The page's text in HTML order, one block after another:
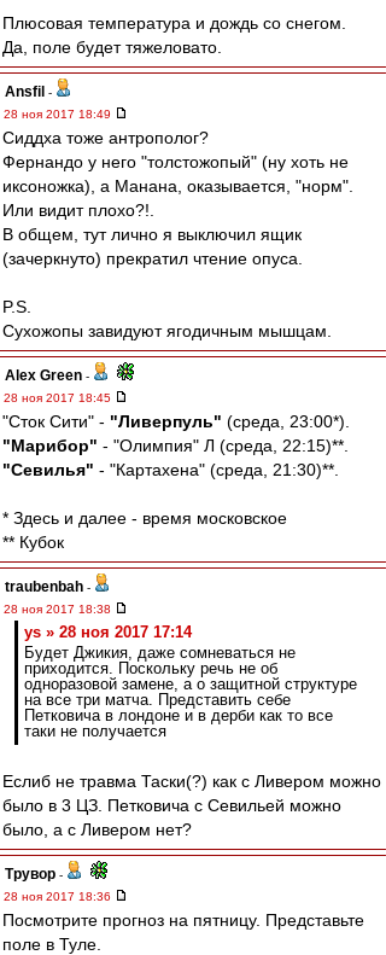
Плюсовая температура и дождь со снегом.
Да, поле будет тяжеловато.
Ansfil -
28 ноя 2017 18:49
Сиддха тоже антрополог?
Фернандо у него "толстожопый" (ну хоть не
иксоножка), а Манана, оказывается, "норм".
Или видит плохо?!.
В общем, тут лично я выключил ящик
(зачеркнуто) прекратил чтение опуса.
P.S.
Сухожопы завидуют ягодичным мышцам.
Alex Green -
28 ноя 2017 18:45
"Сток Сити" - "Ливерпуль" (среда, 23:00*).
"Марибор" - "Олимпия" Л (среда, 22:15)**.
"Севилья" - "Картахена" (среда, 21:30)**.
* Здесь и далее - время московское
** Кубок
traubenbah -
28 ноя 2017 18:38
ys » 28 ноя 2017 17:14
Будет Джикия, даже сомневаться не
приходится. Поскольку речь не об
одноразовой замене, а о защитной структуре
на все три матча. Представить себе
Петковича в лондоне и в дерби как то все
таки не получается
Еслиб не травма Таски(?) как с Ливером можно
было в 3 ЦЗ. Петковича с Севильей можно
было, а с Ливером нет?
Трувор -
28 ноя 2017 18:36
Посмотрите прогноз на пятницу. Представьте
поле в Туле.